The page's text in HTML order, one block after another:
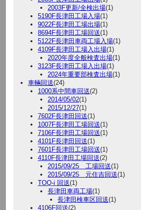
2003F更新/全検出場(1)
5190F長津田工場入場(1)
9022F長津田工場出場(1)
8694F長津田工場回送(1)
5122F長津田車両工場入場(1)
4109F長津田工場入出場(1)
2020年度全般検査出場(1)
3123F長津田工場入出場(1)
2024年重要部検査出場(1)
車輛回送(24)
1000系中間車回送(2)
2014/05/02(1)
2015/12/27(1)
7602F長津田回送(1)
1007F長津田工場回送(1)
7106F長津田工場回送(1)
4101F長津田回送(1)
7601F長津田工場回送(1)
4110F長津田工場回送(2)
2015/09/25 工場回送(1)
2015/09/25 元住吉回送(1)
TOQ-i 回送(1)
長津田車両工場(1)
長津田検車区回送(1)
4106F回送(2)